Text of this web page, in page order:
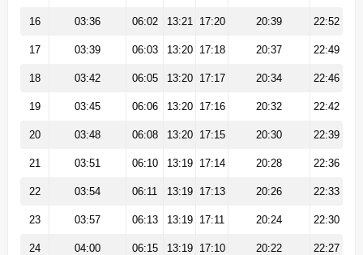
16 03:36 06:02 13:21 17:20 20:39 22:52
17 03:39 06:03 13:20 17:18 20:37 22:49
18 03:42 06:05 13:20 17:17 20:34 22:46
19 03:45 06:06 13:20 17:16 20:32 22:42
20 03:48 06:08 13:20 17:15 20:30 22:39
21 03:51 06:10 13:19 17:14 20:28 22:36
22 03:54 06:11 13:19 17:13 20:26 22:33
23 03:57 06:13 13:19 17:11 20:24 22:30
24 04:00 06:15 13:19 17:10 20:22 22:27